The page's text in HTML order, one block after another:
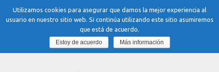
Utilizamos cookies para asegurar que damos la mejor experiencia al
usuario en nuestro sitio web. Si continúa utilizando este sitio asumiremos
que está de acuerdo.
Estoy de acuerdo
Más información